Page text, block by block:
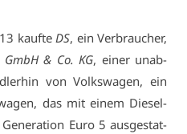
kauf­te DS, ein Ver­brau­cher,
& Co. KG, ei­ner un­ab­
von Volks­wa­gen, ein
das mit ei­nem Die­sel­
Eu­ro 5 aus­ge­stat­